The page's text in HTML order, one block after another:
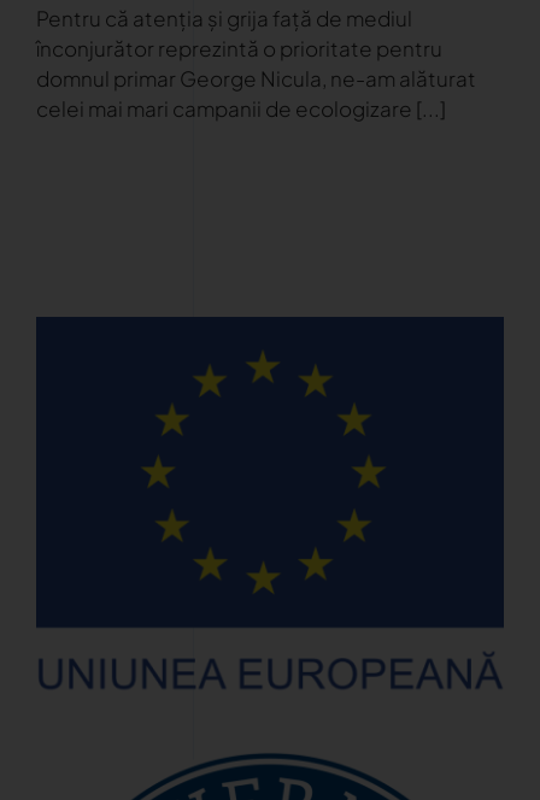
Pentru că atenția și grija față de mediul
înconjurător reprezintă o prioritate pentru
domnul primar George Nicula, ne-am alăturat
celei mai mari campanii de ecologizare [...]